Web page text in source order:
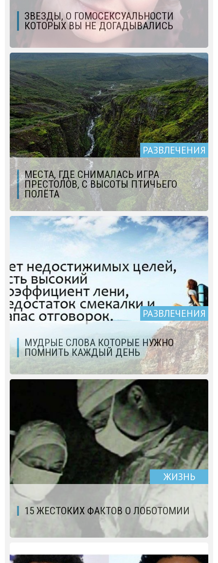
ЗВЕЗДЫ, О ГОМОСЕКСУАЛЬНОСТИ
КОТОРЫХ ВЫ НЕ ДОГАДЫВАЛИСЬ
РАЗВЛЕЧЕНИЯ
МЕСТА, ГДЕ СНИМАЛАСЬ ИГРА
ПРЕСТОЛОВ, С ВЫСОТЫ ПТИЧЬЕГО
ПОЛЁТА
РАЗВЛЕЧЕНИЯ
МУДРЫЕ СЛОВА КОТОРЫЕ НУЖНО
ПОМНИТЬ КАЖДЫЙ ДЕНЬ
ЖИЗНЬ
15 ЖЕСТОКИХ ФАКТОВ О ЛОБОТОМИИ